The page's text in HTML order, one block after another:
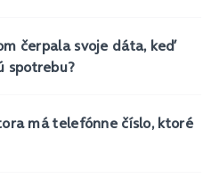
čerpala svoje dáta, keď
spotrebu?
má telefónne číslo, ktoré